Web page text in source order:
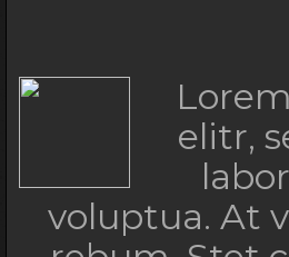
elitr,
voluptua. At